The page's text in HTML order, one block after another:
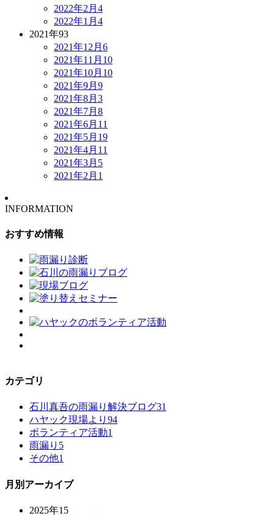
2022年2月 4
2022年1月 4
2021年93
2021年12月 6
2021年11月 10
2021年10月 10
2021年9月 9
2021年8月 3
2021年7月 8
2021年6月 11
2021年5月 19
2021年4月 11
2021年3月 5
2021年2月 1
INFORMATION
おすすめ情報
カテゴリ
石川真吾の雨漏り解決ブログ31
ハヤック現場より 94
ボランティア活動1
雨漏り 5
その他1
月別アーカイブ
2025年15